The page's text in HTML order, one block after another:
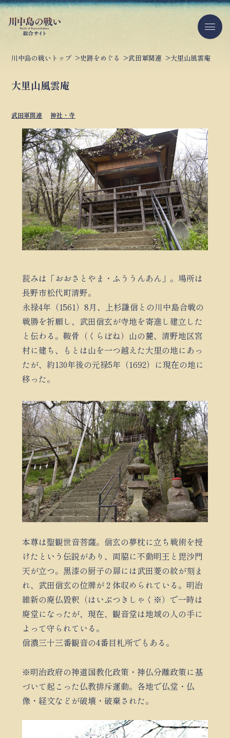
川中島の戦いトップ 史跡をめぐる 武田軍関連 大里山風雲庵
大里山風雲庵
武田軍関連 神社・寺
読みは「おおさとやま・ふううんあん」。場所は
長野市松代町清野。
永禄4年（1561）8月、上杉謙信との川中島合戦の
戦勝を祈願し、武田信玄が寺地を寄進し建立した
と伝わる。鞍骨（くらぼね）山の麓、清野地区宮
村に建ち、もとは山を一つ越えた大里の地にあっ
たが、約130年後の元禄5年（1692）に現在の地に
移った。
本尊は聖観世音菩薩。信玄の夢枕に立ち戦術を授
けたという伝説があり、両脇に不動明王と毘沙門
天が立つ。黒漆の厨子の扉には武田菱の紋が刻ま
れ、武田信玄の位牌が２体収められている。明治
維新の廃仏毀釈（はいぶつきしゃく※）で一時は
廃堂になったが、現在、観音堂は地域の人の手に
よって守られている。
信濃三十三番観音の4番目札所でもある。
※明治政府の神道国教化政策・神仏分離政策に基
づいて起こった仏教排斥運動。各地で仏堂・仏
像・経文などが破壊・破棄された。